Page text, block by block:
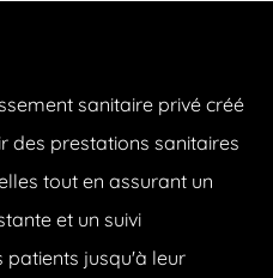
sanitaire privé créé
des prestations sanitaires
tout en assurant un
et un suivi
patients jusqu'à leur